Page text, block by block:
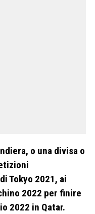
o una divisa o
Tokyo 2021, ai
2022 per finire
2022 in Qatar.